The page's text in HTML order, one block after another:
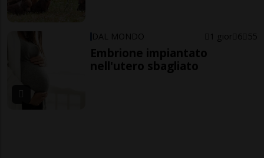
DAL MONDO 1 gior 6 55
Embrione impiantato
nell'utero sbagliato